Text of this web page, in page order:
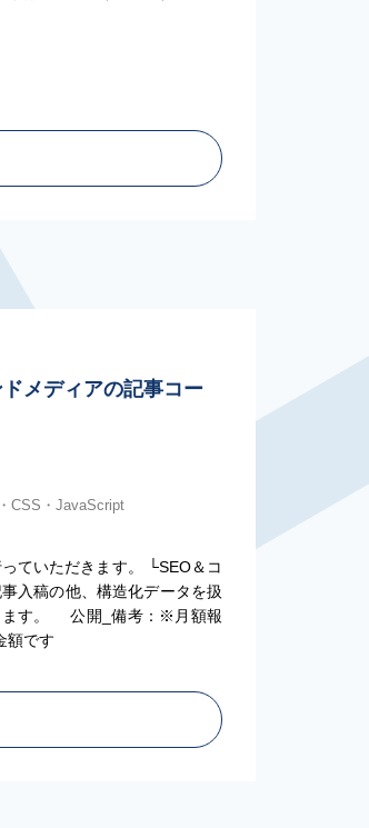
メディアの記事コー
CSS・JavaScript
ていただきます。 └SEO＆コ
入稿の他、構造化データを扱
ます。 公開_備考：※月額報
額です